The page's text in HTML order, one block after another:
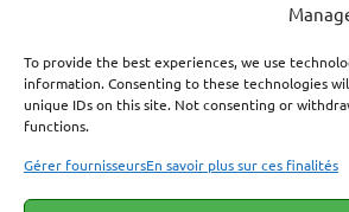
To provide the best experiences, we use
information. Consenting to these technologies
unique IDs on this site. Not consenting or
functions.
Gérer fournisseursEn savoir plus sur ces finalités
s’appuie sur un effectif équilibré entre
expérimentés et jeunes talents
championnats européens. Voici la liste
joueurs convoqués, classés par poste.